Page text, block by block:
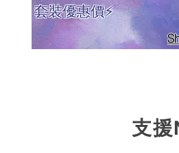
套裝優惠價⚡
支